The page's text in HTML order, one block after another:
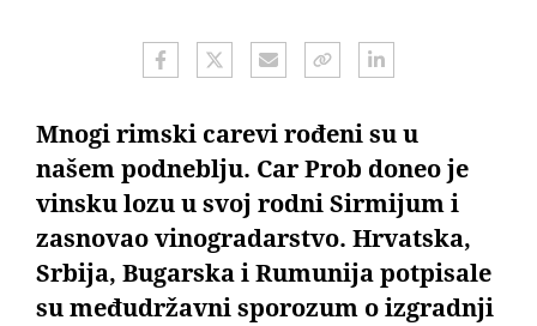
Mnogi rimski carevi rođeni su u
našem podneblju. Car Prob doneo je
vinsku lozu u svoj rodni Sirmijum i
zasnovao vinogradarstvo. Hrvatska,
Srbija, Bugarska i Rumunija potpisale
su međudržavni sporozum o izgradnji